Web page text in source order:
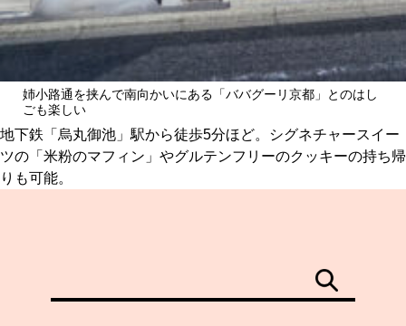
姉小路通を挟んで南向かいにある「ババグーリ京都」とのはし
ごも楽しい
地下鉄「烏丸御池」駅から徒歩5分ほど。シグネチャースイー
ツの「米粉のマフィン」やグルテンフリーのクッキーの持ち帰
りも可能。